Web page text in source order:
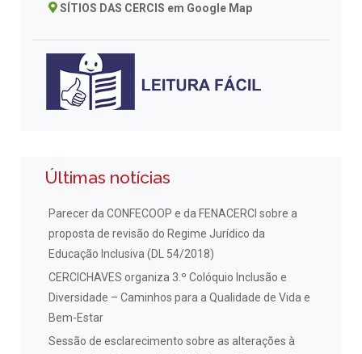
SÍTIOS DAS CERCIS em Google Map
Últimas notícias
Parecer da CONFECOOP e da FENACERCI sobre a
proposta de revisão do Regime Jurídico da
Educação Inclusiva (DL 54/2018)
CERCICHAVES organiza 3.º Colóquio Inclusão e
Diversidade – Caminhos para a Qualidade de Vida e
Bem-Estar
Sessão de esclarecimento sobre as alterações à